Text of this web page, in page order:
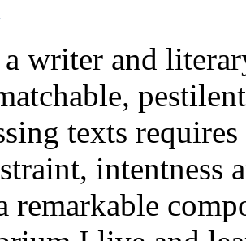
writer and
texts
intentness
remarkable